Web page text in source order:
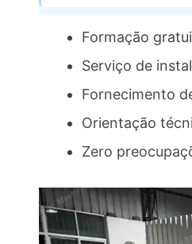
Formação
Serviço de
Fornecimento
Orientação
Zero